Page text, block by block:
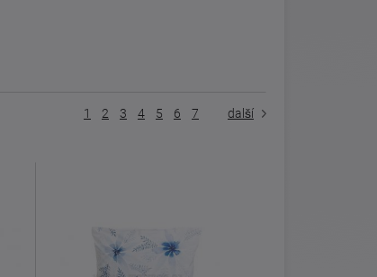
7
6
5
4
3
2
1 další